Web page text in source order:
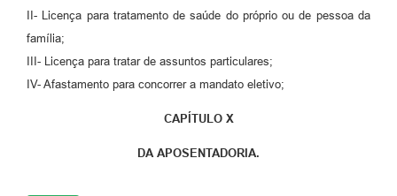
II- Licença para tratamento de saúde do próprio ou de pessoa da
família;
III- Licença para tratar de assuntos particulares;
IV- Afastamento para concorrer a mandato eletivo;
CAPÍTULO X
DA APOSENTADORIA.